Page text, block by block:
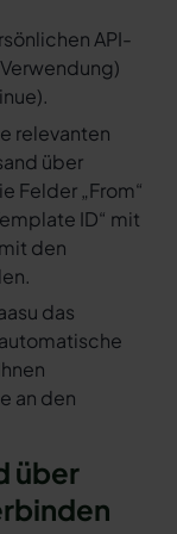
API-
relevanten
über
Felder „From“
ID“ mit
den
das
an den
über